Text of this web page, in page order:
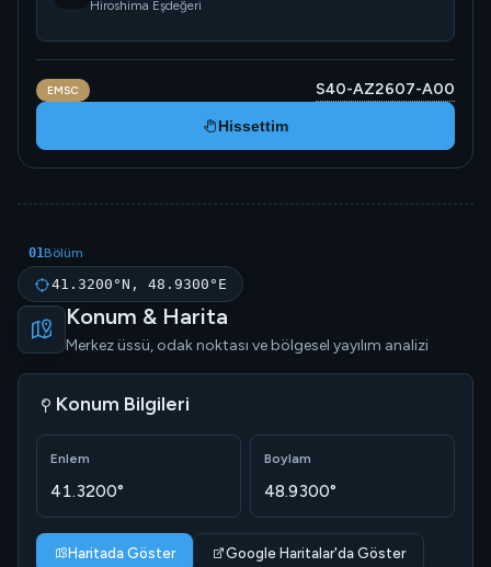
Hiroshima Eşdeğeri
EMSC S40-AZ2607-A00
Hissettim
01Bölüm
41.3200°N, 48.9300°E
Konum & Harita
Merkez üssü, odak noktası ve bölgesel yayılım analizi
Konum Bilgileri
Enlem
41.3200°
Boylam
48.9300°
Haritada Göster Google Haritalar'da Göster